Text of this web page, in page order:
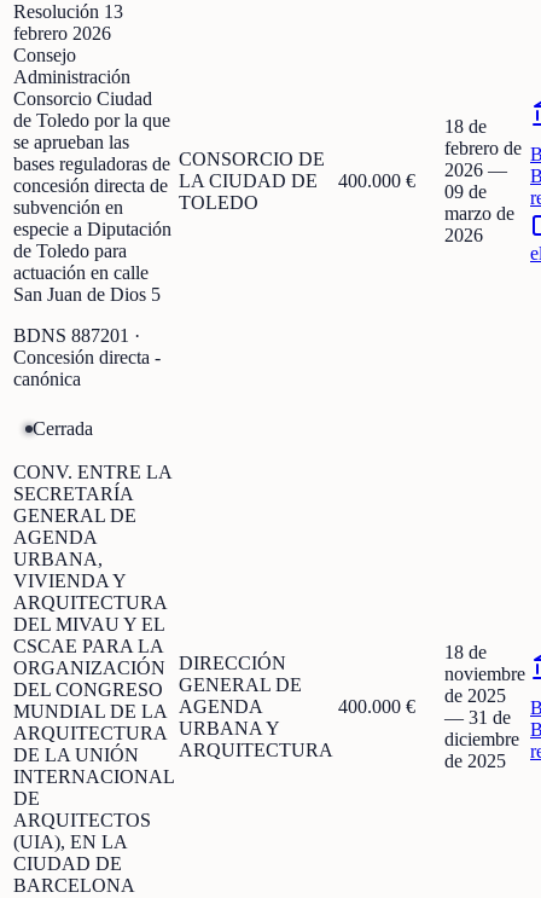
Resolución 13
febrero 2026
Consejo
Administración
Consorcio Ciudad
de Toledo por la que
se aprueban las
bases reguladoras de
concesión directa de
subvención en
especie a Diputación
de Toledo para
actuación en calle
San Juan de Dios 5
BDNS 887201 ·
Concesión directa -
canónica
CONSORCIO DE
LA CIUDAD DE
TOLEDO
400.000 €
18 de
febrero de
2026 —
09 de
marzo de
2026
Cerrada
CONV. ENTRE LA
SECRETARÍA
GENERAL DE
AGENDA
URBANA,
VIVIENDA Y
ARQUITECTURA
DEL MIVAU Y EL
CSCAE PARA LA
ORGANIZACIÓN
DEL CONGRESO
MUNDIAL DE LA
ARQUITECTURA
DE LA UNIÓN
INTERNACIONAL
DE
ARQUITECTOS
(UIA), EN LA
CIUDAD DE
BARCELONA
DIRECCIÓN
GENERAL DE
AGENDA
URBANA Y
ARQUITECTURA
400.000 €
18 de
noviembre
de 2025
— 31 de
diciembre
de 2025